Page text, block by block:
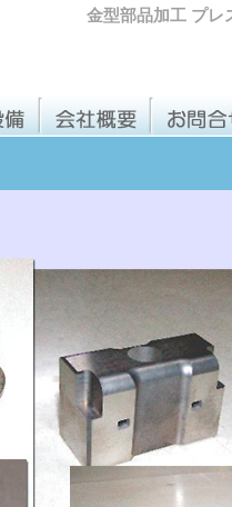
金型部品加工 プレ